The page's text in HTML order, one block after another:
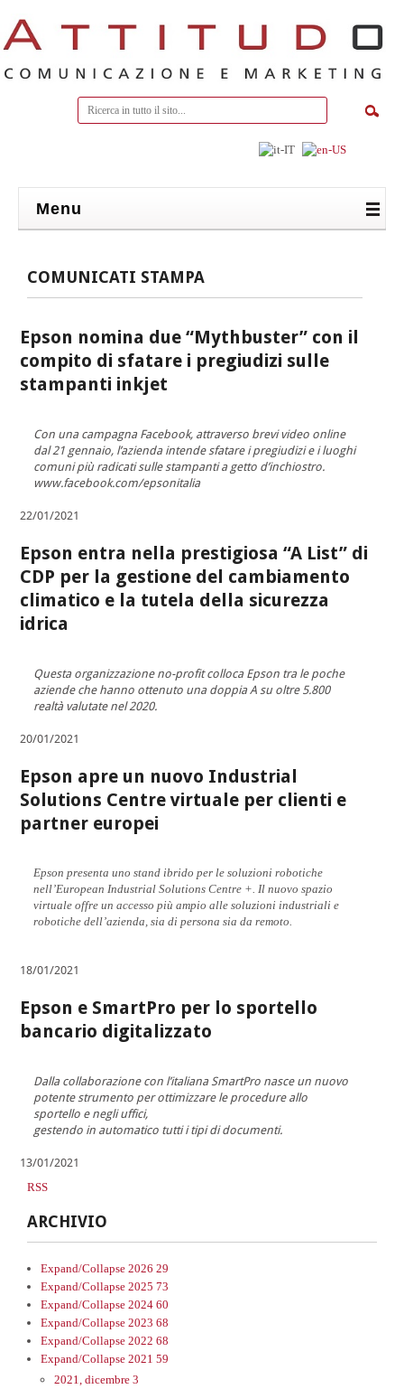
Menu
COMUNICATI STAMPA
Epson nomina due “Mythbuster” con il
compito di sfatare i pregiudizi sulle
stampanti inkjet
Con una campagna Facebook, attraverso brevi video online
dal 21 gennaio, l’azienda intende sfatare i pregiudizi e i luoghi
comuni più radicati sulle stampanti a getto d’inchiostro.
www.facebook.com/epsonitalia
22/01/2021
Epson entra nella prestigiosa “A List” di
CDP per la gestione del cambiamento
climatico e la tutela della sicurezza
idrica
Questa organizzazione no-profit colloca Epson tra le poche
aziende che hanno ottenuto una doppia A su oltre 5.800
realtà valutate nel 2020.
20/01/2021
Epson apre un nuovo Industrial
Solutions Centre virtuale per clienti e
partner europei
Epson presenta uno stand ibrido per le soluzioni robotiche
nell’European Industrial Solutions Centre +. Il nuovo spazio
virtuale offre un accesso più ampio alle soluzioni industriali e
robotiche dell’azienda, sia di persona sia da remoto.
18/01/2021
Epson e SmartPro per lo sportello
bancario digitalizzato
Dalla collaborazione con l’italiana SmartPro nasce un nuovo
potente strumento per ottimizzare le procedure allo
sportello e negli uffici,
gestendo in automatico tutti i tipi di documenti.
13/01/2021
RSS
ARCHIVIO
Expand/Collapse 2026 29
Expand/Collapse 2025 73
Expand/Collapse 2024 60
Expand/Collapse 2023 68
Expand/Collapse 2022 68
Expand/Collapse 2021 59
2021, dicembre 3